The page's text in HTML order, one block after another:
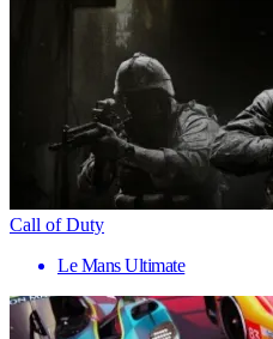
Call of Duty
Le Mans Ultimate